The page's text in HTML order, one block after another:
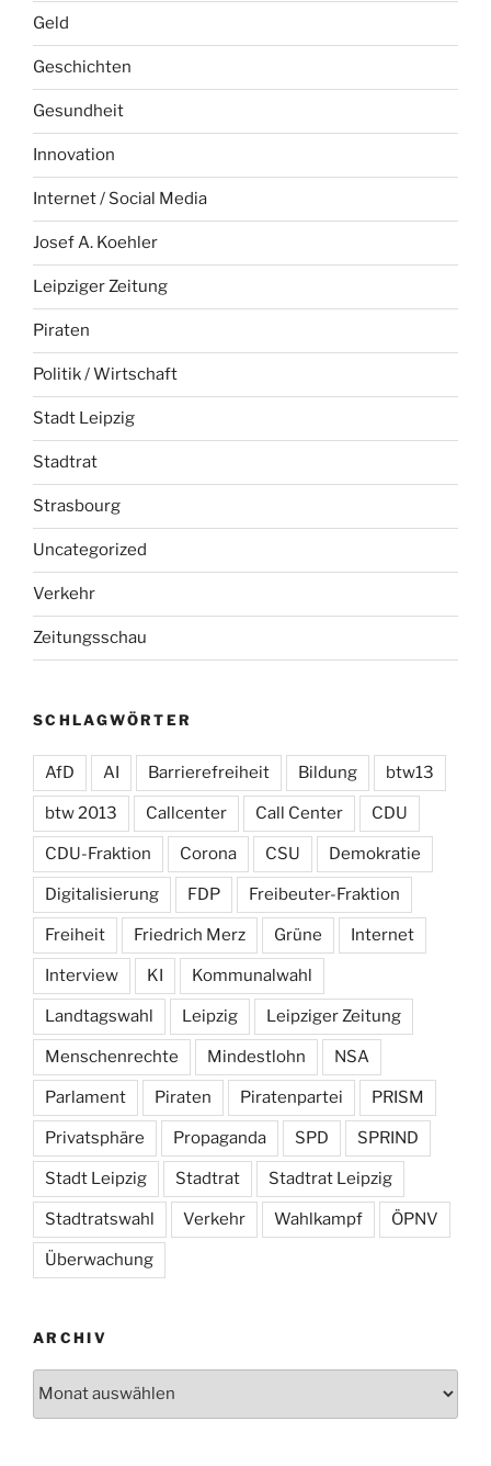
Geld
Geschichten
Gesundheit
Innovation
Internet / Social Media
Josef A. Koehler
Leipziger Zeitung
Piraten
Politik / Wirtschaft
Stadt Leipzig
Stadtrat
Strasbourg
Uncategorized
Verkehr
Zeitungsschau
SCHLAGWÖRTER
AfD AI Barrierefreiheit Bildung btw13
btw 2013 Callcenter Call Center CDU
CDU-Fraktion Corona CSU Demokratie
Digitalisierung FDP Freibeuter-Fraktion
Freiheit Friedrich Merz Grüne Internet
Interview KI Kommunalwahl
Landtagswahl Leipzig Leipziger Zeitung
Menschenrechte Mindestlohn NSA
Parlament Piraten Piratenpartei PRISM
Privatsphäre Propaganda SPD SPRIND
Stadt Leipzig Stadtrat Stadtrat Leipzig
Stadtratswahl Verkehr Wahlkampf ÖPNV
Überwachung
ARCHIV